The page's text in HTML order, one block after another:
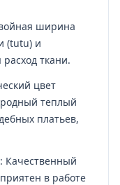
ширина
(tutu) и
ткани.
цвет
теплый
платьев,
Качественный
в работе